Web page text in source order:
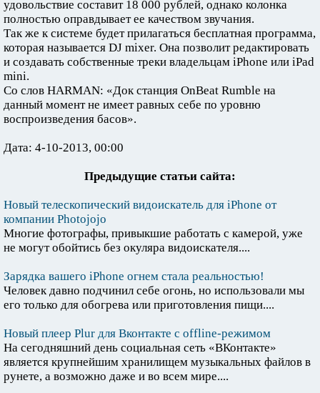
удовольствие составит 18 000 рублей, однако колонка
полностью оправдывает ее качеством звучания.
Так же к системе будет прилагаться бесплатная программа,
которая называется DJ mixer. Она позволит редактировать
и создавать собственные треки владельцам iPhone или iPad
mini.
Со слов HARMAN: «Док станция OnBeat Rumble на
данный момент не имеет равных себе по уровню
воспроизведения басов».
Дата: 4-10-2013, 00:00
Предыдущие статьи сайта:
Новый телескопический видоискатель для iPhone от
компании Photojojo
Многие фотографы, привыкшие работать с камерой, уже
не могут обойтись без окуляра видоискателя....
Зарядка вашего iPhone огнем стала реальностью!
Человек давно подчинил себе огонь, но использовали мы
его только для обогрева или приготовления пищи....
Новый плеер Plur для Вконтакте с offline-режимом
На сегодняшний день социальная сеть «ВКонтакте»
является крупнейшим хранилищем музыкальных файлов в
рунете, а возможно даже и во всем мире....